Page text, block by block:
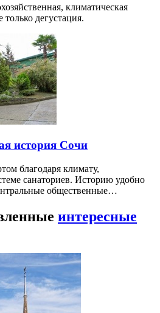
климатическая
только дегустация.
история Сочи
благодаря климату,
санаториев. Историю удобно
общественные…
интересные